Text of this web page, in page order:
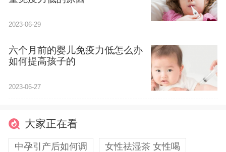
2023-06-29
六个月前的婴儿免疫力低怎么办
如何提高孩子的
2023-06-27
大家正在看
中孕引产后如何调 女性祛湿茶 女性喝